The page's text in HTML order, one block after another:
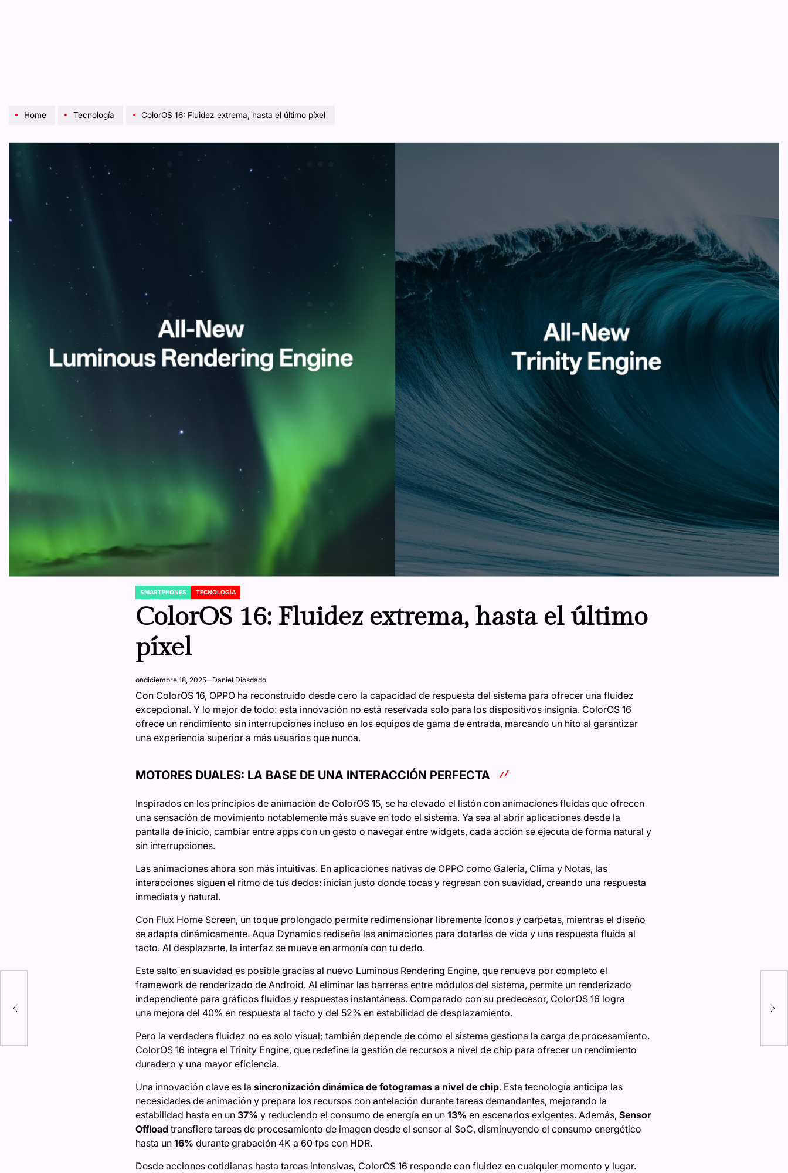
Home Tecnología ColorOS 16: Fluidez extrema, hasta el último píxel
POSTED
SMARTPHONES TECNOLOGÍA
ColorOS 16: Fluidez extrema, hasta el último
píxel
ondiciembre 18, 2025 Daniel Diosdado
Con ColorOS 16, OPPO ha reconstruido desde cero la capacidad de respuesta del sistema para ofrecer una fluidez
excepcional. Y lo mejor de todo: esta innovación no está reservada solo para los dispositivos insignia. ColorOS 16
ofrece un rendimiento sin interrupciones incluso en los equipos de gama de entrada, marcando un hito al garantizar
una experiencia superior a más usuarios que nunca.
MOTORES DUALES: LA BASE DE UNA INTERACCIÓN PERFECTA
Inspirados en los principios de animación de ColorOS 15, se ha elevado el listón con animaciones fluidas que ofrecen
una sensación de movimiento notablemente más suave en todo el sistema. Ya sea al abrir aplicaciones desde la
pantalla de inicio, cambiar entre apps con un gesto o navegar entre widgets, cada acción se ejecuta de forma natural y
sin interrupciones.
Las animaciones ahora son más intuitivas. En aplicaciones nativas de OPPO como Galería, Clima y Notas, las
interacciones siguen el ritmo de tus dedos: inician justo donde tocas y regresan con suavidad, creando una respuesta
inmediata y natural.
Con Flux Home Screen, un toque prolongado permite redimensionar libremente íconos y carpetas, mientras el diseño
se adapta dinámicamente. Aqua Dynamics rediseña las animaciones para dotarlas de vida y una respuesta fluida al
tacto. Al desplazarte, la interfaz se mueve en armonía con tu dedo.
Este salto en suavidad es posible gracias al nuevo Luminous Rendering Engine, que renueva por completo el
framework de renderizado de Android. Al eliminar las barreras entre módulos del sistema, permite un renderizado
independiente para gráficos fluidos y respuestas instantáneas. Comparado con su predecesor, ColorOS 16 logra
una mejora del 40% en respuesta al tacto y del 52% en estabilidad de desplazamiento.
Pero la verdadera fluidez no es solo visual; también depende de cómo el sistema gestiona la carga de procesamiento.
ColorOS 16 integra el Trinity Engine, que redefine la gestión de recursos a nivel de chip para ofrecer un rendimiento
duradero y una mayor eficiencia.
Una innovación clave es la sincronización dinámica de fotogramas a nivel de chip. Esta tecnología anticipa las
necesidades de animación y prepara los recursos con antelación durante tareas demandantes, mejorando la
estabilidad hasta en un 37% y reduciendo el consumo de energía en un 13% en escenarios exigentes. Además, Sensor
Offload transfiere tareas de procesamiento de imagen desde el sensor al SoC, disminuyendo el consumo energético
hasta un 16% durante grabación 4K a 60 fps con HDR.
Desde acciones cotidianas hasta tareas intensivas, ColorOS 16 responde con fluidez en cualquier momento y lugar.